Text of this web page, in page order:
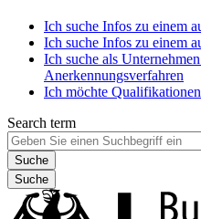
Ich suche Infos zu einem
Ich suche Infos zu einem
Ich suche als
Anerkennungsverfahren
Ich möchte
Search term
Suche